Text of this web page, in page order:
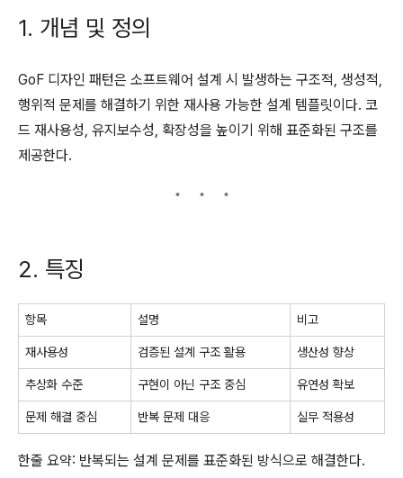
1. 개념 및 정의
GoF 디자인 패턴은 소프트웨어 설계 시 발생하는 구조적, 생성적,
행위적 문제를 해결하기 위한 재사용 가능한 설계 템플릿이다. 코
드 재사용성, 유지보수성, 확장성을 높이기 위해 표준화된 구조를
제공한다.
2. 특징
항목 설명 비고
재사용성 검증된 설계 구조 활용 생산성 향상
추상화 수준 구현이 아닌 구조 중심 유연성 확보
문제 해결 중심 반복 문제 대응 실무 적용성
한줄 요약: 반복되는 설계 문제를 표준화된 방식으로 해결한다.